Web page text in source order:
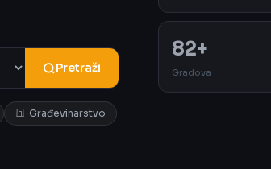
Pretraži
Građevinarstvo
82+
Gradova